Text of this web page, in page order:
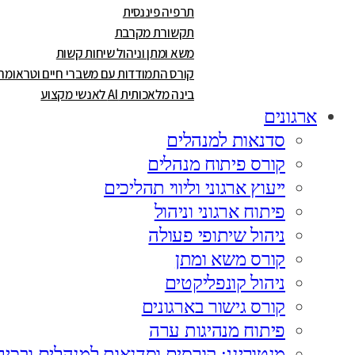
תרפיה פיננסית
תקשורת מקרבת
משא ומתן וניהול שיחות קשות
קורס התמודדות עם משברי חיים
בינה מלאכותית AI לאנשי מקצוע
ארגונים
סדנאות למנהלים
קורס פיתוח מנהלים
ייעוץ ארגוני וליווי תהליכים
פיתוח ארגוני וניהול
ניהול שיתופי פעולה
קורס משא ומתן
ניהול קונפליקטים
קורס גישור בארגונים
פיתוח מנהיגות ערה